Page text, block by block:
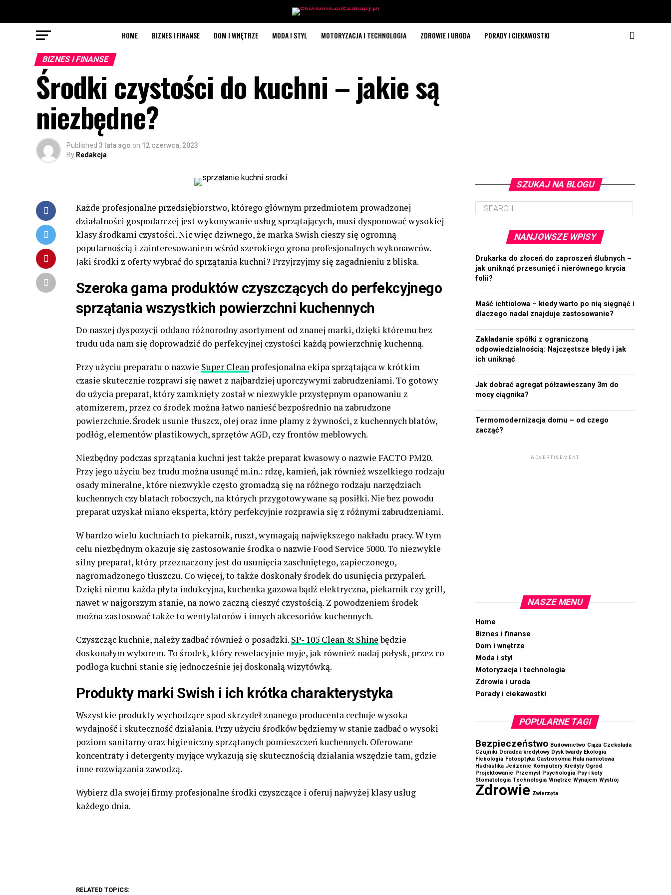
HOME BIZNES I FINANSE DOM I WNĘTRZE MODA I STYL MOTORYZACJA I TECHNOLOGIA ZDROWIE I URODA PORADY I CIEKAWOSTKI
BIZNES I FINANSE
Środki czystości do kuchni – jakie są
niezbędne?
Published 3 lata ago on 12 czerwca, 2023
By Redakcja
Każde profesjonalne przedsiębiorstwo, którego głównym przedmiotem prowadzonej
działalności gospodarczej jest wykonywanie usług sprzątających, musi dysponować wysokiej
klasy środkami czystości. Nic więc dziwnego, że marka Swish cieszy się ogromną
popularnością i zainteresowaniem wśród szerokiego grona profesjonalnych wykonawców.
Jaki środki z oferty wybrać do sprzątania kuchni? Przyjrzyjmy się zagadnieniu z bliska.
Szeroka gama produktów czyszczących do perfekcyjnego
sprzątania wszystkich powierzchni kuchennych
Do naszej dyspozycji oddano różnorodny asortyment od znanej marki, dzięki któremu bez
trudu uda nam się doprowadzić do perfekcyjnej czystości każdą powierzchnię kuchenną.
Przy użyciu preparatu o nazwie Super Clean profesjonalna ekipa sprzątająca w krótkim
czasie skutecznie rozprawi się nawet z najbardziej uporczywymi zabrudzeniami. To gotowy
do użycia preparat, który zamknięty został w niezwykle przystępnym opanowaniu z
atomizerem, przez co środek można łatwo nanieść bezpośrednio na zabrudzone
powierzchnie. Środek usunie tłuszcz, olej oraz inne plamy z żywności, z kuchennych blatów,
podłóg, elementów plastikowych, sprzętów AGD, czy frontów meblowych.
Niezbędny podczas sprzątania kuchni jest także preparat kwasowy o nazwie FACTO PM20.
Przy jego użyciu bez trudu można usunąć m.in.: rdzę, kamień, jak również wszelkiego rodzaju
osady mineralne, które niezwykle często gromadzą się na różnego rodzaju narzędziach
kuchennych czy blatach roboczych, na których przygotowywane są posiłki. Nie bez powodu
preparat uzyskał miano eksperta, który perfekcyjnie rozprawia się z różnymi zabrudzeniami.
W bardzo wielu kuchniach to piekarnik, ruszt, wymagają największego nakładu pracy. W tym
celu niezbędnym okazuje się zastosowanie środka o nazwie Food Service 5000. To niezwykle
silny preparat, który przeznaczony jest do usunięcia zaschniętego, zapieczonego,
nagromadzonego tłuszczu. Co więcej, to także doskonały środek do usunięcia przypaleń.
Dzięki niemu każda płyta indukcyjna, kuchenka gazowa bądź elektryczna, piekarnik czy grill,
nawet w najgorszym stanie, na nowo zaczną cieszyć czystością. Z powodzeniem środek
można zastosować także to wentylatorów i innych akcesoriów kuchennych.
Czyszcząc kuchnie, należy zadbać również o posadzki. SP- 105 Clean & Shinebędzie
doskonałym wyborem. To środek, który rewelacyjnie myje, jak również nadaj połysk, przez co
podłoga kuchni stanie się jednocześnie jej doskonałą wizytówką.
Produkty marki Swish i ich krótka charakterystyka
Wszystkie produkty wychodzące spod skrzydeł znanego producenta cechuje wysoka
wydajność i skuteczność działania. Przy użyciu środków będziemy w stanie zadbać o wysoki
poziom sanitarny oraz higieniczny sprzątanych pomieszczeń kuchennych. Oferowane
koncentraty i detergenty myjące wykazują się skutecznością działania wszędzie tam, gdzie
inne rozwiązania zawodzą.
Wybierz dla swojej firmy profesjonalne środki czyszczące i oferuj najwyżej klasy usług
każdego dnia.
RELATED TOPICS:
SZUKAJ NA BLOGU
NANJOWSZE WPISY
Drukarka do złoceń do zaproszeń ślubnych –
jak uniknąć przesunięć i nierównego krycia
folii?
Maść ichtiolowa – kiedy warto po nią sięgnąć i
dlaczego nadal znajduje zastosowanie?
Zakładanie spółki z ograniczoną
odpowiedzialnością: Najczęstsze błędy i jak
ich uniknąć
Jak dobrać agregat półzawieszany 3m do
mocy ciągnika?
Termomodernizacja domu – od czego
zacząć?
ADVERTISEMENT
NASZE MENU
Home
Biznes i finanse
Dom i wnętrze
Moda i styl
Motoryzacja i technologia
Zdrowie i uroda
Porady i ciekawostki
POPULARNE TAGI
Bezpieczeństwo Budownictwo Ciąża Czekolada
Czujniki Doradca kredytowy Dysk twardy Ekologia
Flebologia Fotooptyka Gastronomia Hala namiotowa
Hudraulika Jedzenie Komputery Kredyty Ogród
Projektowanie Przemysł Psychologia Psy i koty
Stomatologia Technologia Wnętrze Wynajem Wystrój
Zdrowie Zwierzęta